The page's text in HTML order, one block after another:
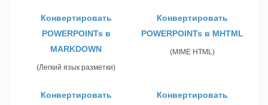
Конвертировать
POWERPOINTs в
MARKDOWN
(Легкий язык разметки)
Конвертировать
POWERPOINTs в MHTML
(MIME HTML)
Конвертировать
Конвертировать